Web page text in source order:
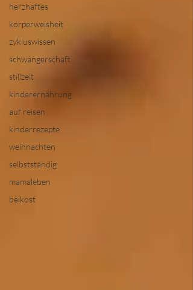
herzhaftes
körperweisheit
zykluswissen
schwangerschaft
stillzeit
kinderernährung
auf reisen
kinderrezepte
weihnachten
selbstständig
mamaleben
beikost